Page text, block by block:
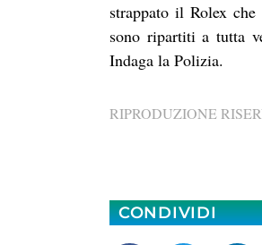
strappato il Rolex
sono ripartiti a tutta
Indaga la Polizia.
RIPRODUZIONE
CONDIVIDI